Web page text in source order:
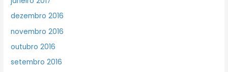
dezembro 2016
novembro 2016
outubro 2016
setembro 2016